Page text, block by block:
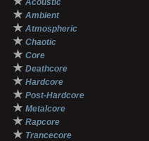
Acoustic
★ Ambient
★ Atmospheric
★ Chaotic
★ Core
★ Deathcore
★ Hardcore
★ Post-Hardcore
★ Metalcore
★ Rapcore
★ Trancecore